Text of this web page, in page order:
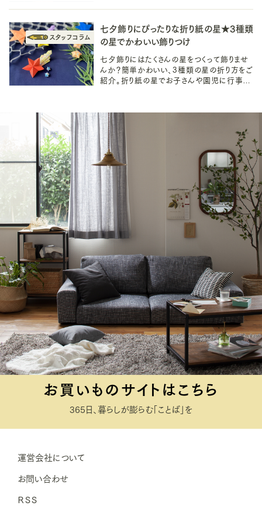
七夕飾りにぴったりな折り紙の星★3種類
の星でかわいい飾りつけ
七夕飾りにはたくさんの星をつくって飾りませ
んか？簡単かわいい、3種類の星の折り方をご
紹介。折り紙の星でお子さんや園児に行事を
お買いものサイトはこちら
365日、暮らしが膨らむ「ことば」を
運営会社について
お問い合わせ
ＲＳＳ